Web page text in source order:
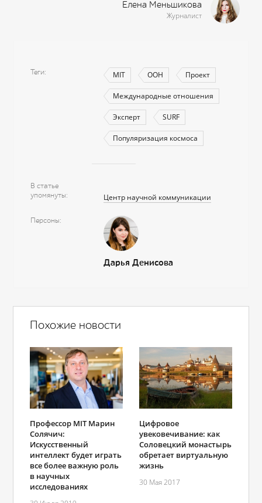
Елена Меньшикова
Журналист
Теги MIT ООН Проект
Международные отношения
Эксперт SURF
Популяризация космоса
В статье
упомянуты
Центр научной коммуникации
Персоны
Дарья Денисова
Похожие новости
Профессор MIT Марин
Солячич:
Искусственный
интеллект будет играть
все более важную роль
в научных
исследованиях
Цифровое
увековечивание: как
Соловецкий монастырь
обретает виртуальную
жизнь
30 Мая 2017